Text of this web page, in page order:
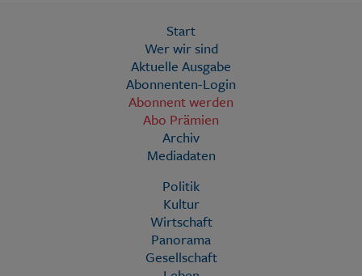
Start
Wer wir sind
Aktuelle Ausgabe
Abonnenten-Login
Abonnent werden
Abo Prämien
Archiv
Mediadaten
Politik
Kultur
Wirtschaft
Panorama
Gesellschaft